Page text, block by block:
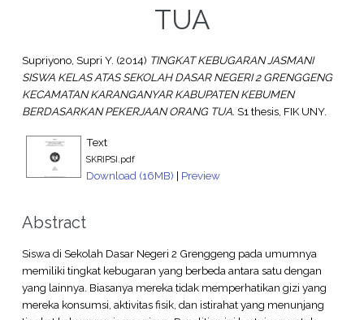
TUA
Supriyono, Supri Y. (2014) TINGKAT KEBUGARAN JASMANI
SISWA KELAS ATAS SEKOLAH DASAR NEGERI 2 GRENGGENG
KECAMATAN KARANGANYAR KABUPATEN KEBUMEN
BERDASARKAN PEKERJAAN ORANG TUA. S1 thesis, FIK UNY.
Text
SKRIPSI.pdf
Download (16MB) | Preview
Abstract
Siswa di Sekolah Dasar Negeri 2 Grenggeng pada umumnya
memiliki tingkat kebugaran yang berbeda antara satu dengan
yang lainnya. Biasanya mereka tidak memperhatikan gizi yang
mereka konsumsi, aktivitas fisik, dan istirahat yang menunjang